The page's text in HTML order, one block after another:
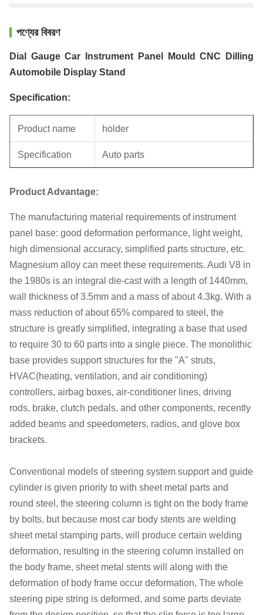
পণ্যের বিবরণ
Dial Gauge Car Instrument Panel Mould CNC Dilling
Automobile Display Stand
Specification:
Product name holder
Specification Auto parts
Product Advantage:
The manufacturing material requirements of instrument
panel base: good deformation performance, light weight,
high dimensional accuracy, simplified parts structure, etc.
Magnesium alloy can meet these requirements. Audi V8 in
the 1980s is an integral die-cast with a length of 1440mm,
wall thickness of 3.5mm and a mass of about 4.3kg. With a
mass reduction of about 65% compared to steel, the
structure is greatly simplified, integrating a base that used
to require 30 to 60 parts into a single piece. The monolithic
base provides support structures for the "A" struts,
HVAC(heating, ventilation, and air conditioning)
controllers, airbag boxes, air-conditioner lines, driving
rods, brake, clutch pedals, and other components, recently
added beams and speedometers, radios, and glove box
brackets.
Conventional models of steering system support and guide
cylinder is given priority to with sheet metal parts and
round steel, the steering column is tight on the body frame
by bolts, but because most car body stents are welding
sheet metal stamping parts, will produce certain welding
deformation, resulting in the steering column installed on
the body frame, sheet metal stents will along with the
deformation of body frame occur deformation, The whole
steering pipe string is deformed, and some parts deviate